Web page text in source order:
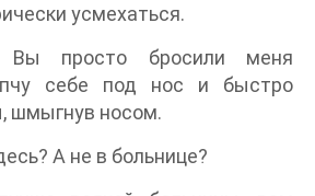
усмехаться.
просто бросили меня
себе под нос и быстро
шмыгнув носом.
А не в больнице?